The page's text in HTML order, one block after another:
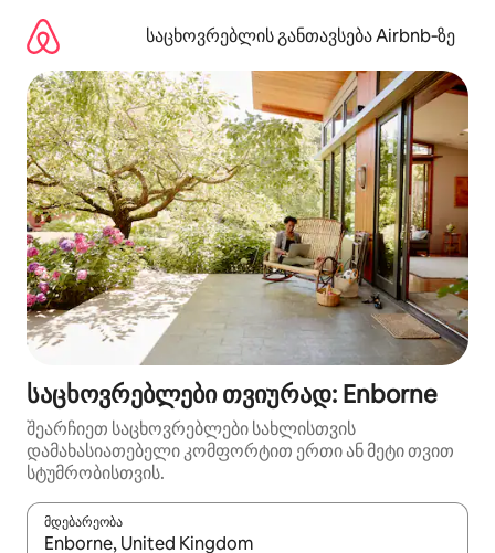
გადასვლა
საცხოვრებლის განთავსება Airbnb‑ზე
საცხოვრებლები თვიურად: Enborne
შეარჩიეთ საცხოვრებლები სახლისთვის
დამახასიათებელი კომფორტით ერთი ან მეტი თვით
სტუმრობისთვის.
მდებარეობა
როცა შედეგები ხელმისაწვდომი გახდება, ნავიგაციისთვის